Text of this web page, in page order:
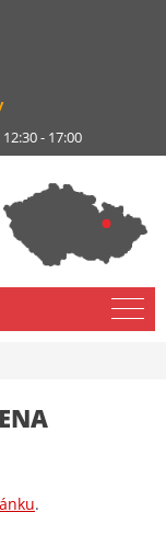
- 17:00
.